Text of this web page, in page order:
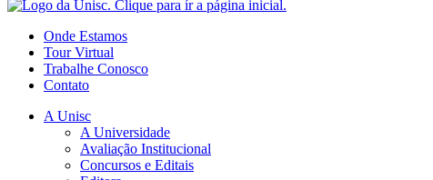
Onde Estamos
Tour Virtual
Trabalhe Conosco
Contato
A Unisc
A Universidade
Avaliação Institucional
Concursos e Editais